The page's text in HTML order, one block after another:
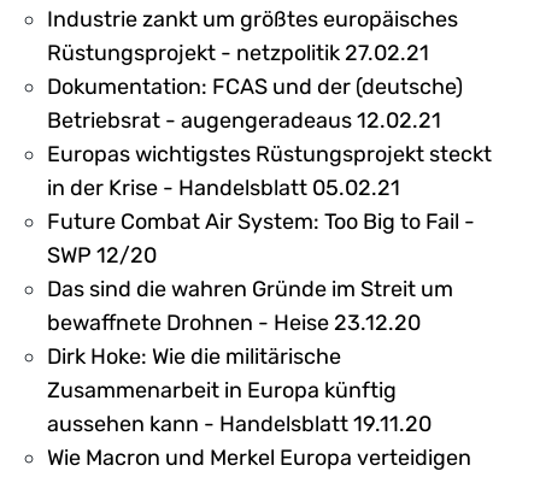
Industrie zankt um größtes europäisches
Rüstungsprojekt - netzpolitik 27.02.21
Dokumentation: FCAS und der (deutsche)
Betriebsrat - augengeradeaus 12.02.21
Europas wichtigstes Rüstungsprojekt steckt
in der Krise - Handelsblatt 05.02.21
Future Combat Air System: Too Big to Fail -
SWP 12/20
Das sind die wahren Gründe im Streit um
bewaffnete Drohnen - Heise 23.12.20
Dirk Hoke: Wie die militärische
Zusammenarbeit in Europa künftig
aussehen kann - Handelsblatt 19.11.20
Wie Macron und Merkel Europa verteidigen